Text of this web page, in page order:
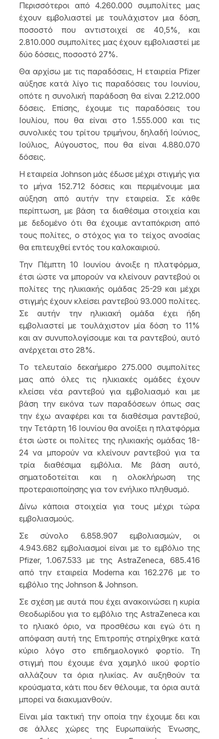
Περισσότεροι από 4.260.000 συμπολίτες μας
έχουν εμβολιαστεί με τουλάχιστον μια δόση,
ποσοστό που αντιστοιχεί σε 40,5%, και
2.810.000 συμπολίτες μας έχουν εμβολιαστεί με
δύο δόσεις, ποσοστό 27%.
Θα αρχίσω με τις παραδόσεις, Η εταιρεία Pfizer
αύξησε κατά λίγο τις παραδόσεις του Ιουνίου,
οπότε η συνολική παράδοση θα είναι 2.212.000
δόσεις. Επίσης, έχουμε τις παραδόσεις του
Ιουλίου, που θα είναι στο 1.555.000 και τις
συνολικές του τρίτου τριμήνου, δηλαδή Ιούνιος,
Ιούλιος, Αύγουστος, που θα είναι 4.880.070
δόσεις.
Η εταιρεία Johnson μάς έδωσε μέχρι στιγμής για
το μήνα 152.712 δόσεις και περιμένουμε μια
αύξηση από αυτήν την εταιρεία. Σε κάθε
περίπτωση, με βάση τα διαθέσιμα στοιχεία και
με δεδομένο ότι θα έχουμε ανταπόκριση από
τους πολίτες, ο στόχος για το τείχος ανοσίας
θα επιτευχθεί εντός του καλοκαιριού.
Την Πέμπτη 10 Ιουνίου άνοιξε η πλατφόρμα,
έτσι ώστε να μπορούν να κλείνουν ραντεβού οι
πολίτες της ηλικιακής ομάδας 25-29 και μέχρι
στιγμής έχουν κλείσει ραντεβού 93.000 πολίτες.
Σε αυτήν την ηλικιακή ομάδα έχει ήδη
εμβολιαστεί με τουλάχιστον μία δόση το 11%
και αν συνυπολογίσουμε και τα ραντεβού, αυτό
ανέρχεται στο 28%.
Το τελευταίο δεκαήμερο 275.000 συμπολίτες
μας από όλες τις ηλικιακές ομάδες έχουν
κλείσει νέα ραντεβού για εμβολιασμό και με
βάση την εικόνα των παραδόσεων όπως σας
την έχω αναφέρει και τα διαθέσιμα ραντεβού,
την Τετάρτη 16 Ιουνίου θα ανοίξει η πλατφόρμα
έτσι ώστε οι πολίτες της ηλικιακής ομάδας 18-
24 να μπορούν να κλείνουν ραντεβού για τα
τρία διαθέσιμα εμβόλια. Με βάση αυτό,
σηματοδοτείται και η ολοκλήρωση της
προτεραιοποίησης για τον ενήλικο πληθυσμό.
Δίνω κάποια στοιχεία για τους μέχρι τώρα
εμβολιασμούς.
Σε σύνολο 6.858.907 εμβολιασμών, οι
4.943.682 εμβολιασμοί είναι με το εμβόλιο της
Pfizer, 1.067.533 με της AstraZeneca, 685.416
από την εταιρεία Moderna και 162.276 με το
εμβόλιο της Johnson & Johnson.
Σε σχέση με αυτά που έχει ανακοινώσει η κυρία
Θεοδωρίδου για το εμβόλιο της AstraZeneca και
το ηλιακό όριο, να προσθέσω και εγώ ότι η
απόφαση αυτή της Επιτροπής στηρίχθηκε κατά
κύριο λόγο στο επιδημιολογικό φορτίο. Τη
στιγμή που έχουμε ένα χαμηλό ιικού φορτίο
αλλάζουν τα όρια ηλικίας. Αν αυξηθούν τα
κρούσματα, κάτι που δεν θέλουμε, τα όρια αυτά
μπορεί να διακυμανθούν.
Είναι μία τακτική την οποία την έχουμε δει και
σε άλλες χώρες της Ευρωπαϊκής Ένωσης,